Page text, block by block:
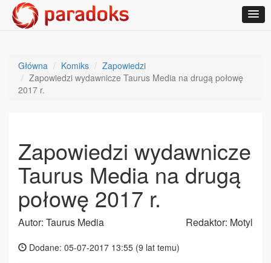
Główna Komiks
Zapowiedzi
Zapowiedzi wydawnicze Taurus Media na drugą połowę
2017 r.
Zapowiedzi wydawnicze
Taurus Media na drugą
połowę 2017 r.
Autor: Taurus Media Redaktor: Motyl
Dodane: 05-07-2017 13:55 (9 lat temu)